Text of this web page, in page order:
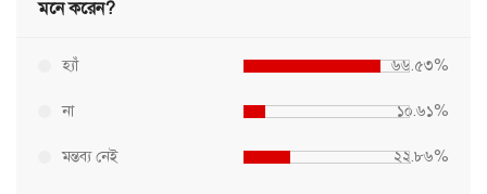
মনে করেন?
হ্যাঁ ৬৬.৫৩%
না ১০.৬১%
মন্তব্য নেই ২২.৮৬%